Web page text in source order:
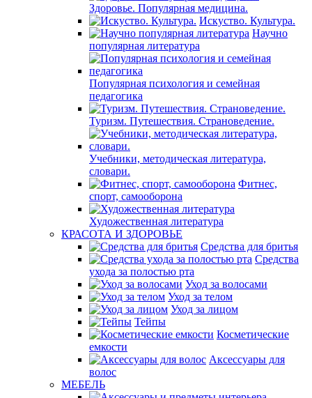
Здоровье. Популярная медицина.
Искуство. Культура.
Научно
популярная литература
Популярная психология и семейная
педагогика
Туризм. Путешествия. Страноведение.
Учебники, методическая литература,
словари.
Фитнес,
спорт, самооборона
Художественная литература
КРАСОТА И ЗДОРОВЬЕ
Средства для бритья
Средства
ухода за полостью рта
Уход за волосами
Уход за телом
Уход за лицом
Тейпы
Косметические
емкости
Аксессуары для
волос
МЕБЕЛЬ